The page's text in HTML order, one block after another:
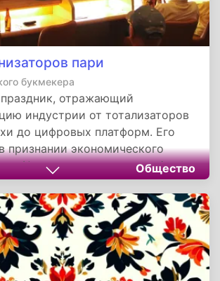
пари
букмекера
отражающий
индустрии от тотализаторов
до цифровых платформ. Его
признании экономического
(финансирование спорта) и
задач по защите общества от
зависимости. Этот день
баланс между
инициативой и
Общество